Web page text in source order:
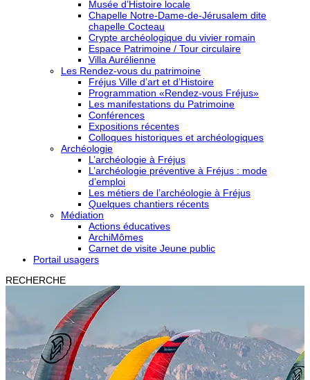
Musée d’Histoire locale
Chapelle Notre-Dame-de-Jérusalem dite
chapelle Cocteau
Crypte archéologique du vivier romain
Espace Patrimoine / Tour circulaire
Villa Aurélienne
Les Rendez-vous du patrimoine
Fréjus Ville d’art et d’Histoire
Programmation «Rendez-vous Fréjus»
Les manifestations du Patrimoine
Conférences
Expositions récentes
Colloques historiques et archéologiques
Archéologie
L’archéologie à Fréjus
L’archéologie préventive à Fréjus : mode
d’emploi
Les métiers de l’archéologie à Fréjus
Quelques chantiers récents
Médiation
Actions éducatives
ArchiMômes
Carnet de visite Jeune public
Portail usagers
RECHERCHE